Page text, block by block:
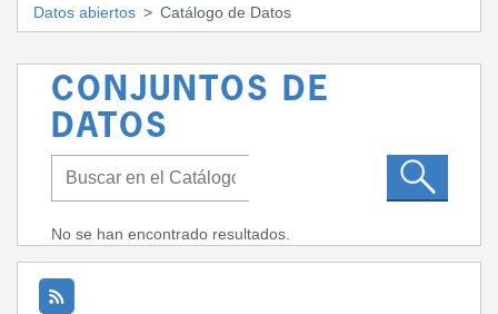
Datos abiertos Catálogo de Datos
CONJUNTOS DE
DATOS
No se han encontrado resultados.